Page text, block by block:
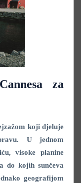
za
koji djeluje
U jednom
visoke planine
do kojih sunčeva
geografijom